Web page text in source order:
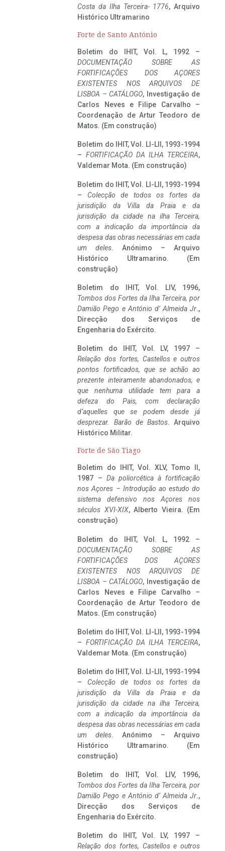
Costa da Ilha Terceira- 1776, Arquivo
Histórico Ultramarino
Forte de Santo António
Boletim do IHIT, Vol. L, 1992 –
DOCUMENTAÇÃO SOBRE AS
FORTIFICAÇÕES DOS AÇORES
EXISTENTES NOS ARQUIVOS DE
LISBOA – CATÁLOGO, Investigação de
Carlos Neves e Filipe Carvalho –
Coordenação de Artur Teodoro de
Matos. (Em construção)
Boletim do IHIT, Vol. LI-LII, 1993-1994
– FORTIFICAÇÃO DA ILHA TERCEIRA,
Valdemar Mota. (Em construção)
Boletim do IHIT, Vol. LI-LII, 1993-1994
– Colecção de todos os fortes da
jurisdição da Villa da Praia e da
jurisdição da cidade na ilha Terceira,
com a indicação da importância da
despesa das obras necessárias em cada
um deles. Anónimo – Arquivo
Histórico Ultramarino. (Em
construção)
Boletim do IHIT, Vol. LIV, 1996,
Tombos dos Fortes da Ilha Terceira, por
Damião Pego e António d’ Almeida Jr.,
Direcção dos Serviços de
Engenharia do Exército.
Boletim do IHIT, Vol. LV, 1997 –
Relação dos fortes, Castellos e outros
pontos fortificados, que se achão ao
prezente inteiramente abandonados, e
que nenhuma utilidade tem para a
defeza do Pais, com declaração
d’aquelles que se podem desde já
desprezar. Barão de Bastos. Arquivo
Histórico Militar.
Forte de São Tiago
Boletim do IHIT, Vol. XLV, Tomo II,
1987 – Da poliorcética à fortificação
nos Açores – Introdução ao estudo do
sistema defensivo nos Açores nos
séculos XVI-XIX, Alberto Vieira. (Em
construção)
Boletim do IHIT, Vol. L, 1992 –
DOCUMENTAÇÃO SOBRE AS
FORTIFICAÇÕES DOS AÇORES
EXISTENTES NOS ARQUIVOS DE
LISBOA – CATÁLOGO, Investigação de
Carlos Neves e Filipe Carvalho –
Coordenação de Artur Teodoro de
Matos. (Em construção)
Boletim do IHIT, Vol. LI-LII, 1993-1994
– FORTIFICAÇÃO DA ILHA TERCEIRA,
Valdemar Mota. (Em construção)
Boletim do IHIT, Vol. LI-LII, 1993-1994
– Colecção de todos os fortes da
jurisdição da Villa da Praia e da
jurisdição da cidade na ilha Terceira,
com a indicação da importância da
despesa das obras necessárias em cada
um deles. Anónimo – Arquivo
Histórico Ultramarino. (Em
construção)
Boletim do IHIT, Vol. LIV, 1996,
Tombos dos Fortes da Ilha Terceira, por
Damião Pego e António d’ Almeida Jr.,
Direcção dos Serviços de
Engenharia do Exército.
Boletim do IHIT, Vol. LV, 1997 –
Relação dos fortes, Castellos e outros